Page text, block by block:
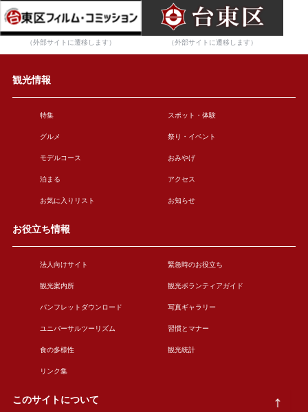
（外部サイトに遷移します） （外部サイトに遷移します）
観光情報
特集 スポット・体験
グルメ 祭り・イベント
モデルコース おみやげ
泊まる アクセス
お気に入りリスト お知らせ
お役立ち情報
法人向けサイト 緊急時のお役立ち
観光案内所 観光ボランティアガイド
パンフレットダウンロード 写真ギャラリー
ユニバーサルツーリズム 習慣とマナー
食の多様性 観光統計
リンク集
このサイトについて